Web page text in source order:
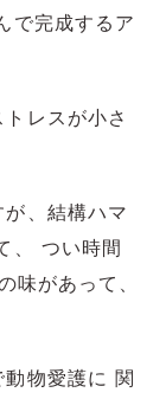
で完成するア
レスが小さ
、結構ハマ
、 つい時間
味があって、
物愛護に 関